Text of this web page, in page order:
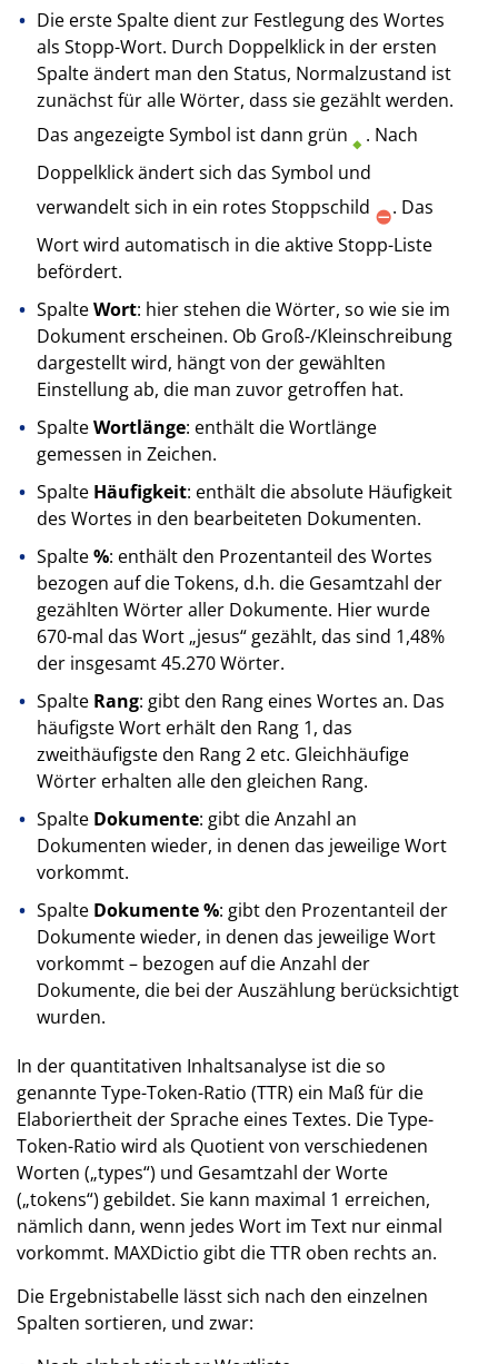
Die erste Spalte dient zur Festlegung des Wortes
als Stopp-Wort. Durch Doppelklick in der ersten
Spalte ändert man den Status, Normalzustand ist
zunächst für alle Wörter, dass sie gezählt werden.
Das angezeigte Symbol ist dann grün
. Nach
Doppelklick ändert sich das Symbol und
verwandelt sich in ein rotes Stoppschild
. Das
Wort wird automatisch in die aktive Stopp-Liste
befördert.
SpalteWort: hier stehen die Wörter, so wie sie im
Dokument erscheinen. Ob Groß-/Klein­schreibung
dargestellt wird, hängt von der gewählten
Einstellung ab, die man zuvor getroffen hat.
SpalteWortlänge: enthält die Wortlänge
gemessen in Zeichen.
Spalte Häufigkeit: enthält die absolute Häufigkeit
des Wortes in den bearbeiteten Dokumenten.
Spalte%: enthält den Prozentanteil des Wortes
bezogen auf die Tokens, d.h. die Gesamtzahl der
gezählten Wörter aller Dokumente. Hier wurde
670-mal das Wort „jesus“ gezählt, das sind 1,48%
der insgesamt 45.270 Wörter.
Spalte Rang: gibt den Rang eines Wortes an. Das
häufigste Wort erhält den Rang 1, das
zweithäufigste den Rang 2 etc. Gleichhäufige
Wörter erhalten alle den gleichen Rang.
Spalte Dokumente: gibt die Anzahl an
Dokumenten wieder, in denen das jeweilige Wort
vorkommt.
Spalte Dokumente %: gibt den Prozentanteil der
Dokumente wieder, in denen das jeweilige Wort
vorkommt – bezogen auf die Anzahl der
Dokumente, die bei der Auszählung berücksichtigt
wurden.
In der quantitativen Inhaltsanalyse ist die so
genannte Type-Token-Ratio (TTR) ein Maß für die
Elaboriertheit der Sprache eines Textes. Die Type-
Token-Ratio wird als Quotient von verschiedenen
Worten („types“) und Gesamtzahl der Worte
(„tokens“) gebildet. Sie kann maximal 1 erreichen,
nämlich dann, wenn jedes Wort im Text nur einmal
vorkommt. MAXDictio gibt die TTR oben rechts an.
Die Ergebnistabelle lässt sich nach den einzelnen
Spalten sortieren, und zwar: